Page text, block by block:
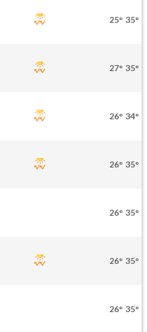
25° 35°
27° 35°
26° 34°
26° 35°
26° 35°
26° 35°
26° 35°